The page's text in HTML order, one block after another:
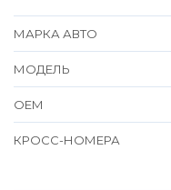
МАРКА АВТО
МОДЕЛЬ
ОЕМ
КРОСС-НОМЕРА